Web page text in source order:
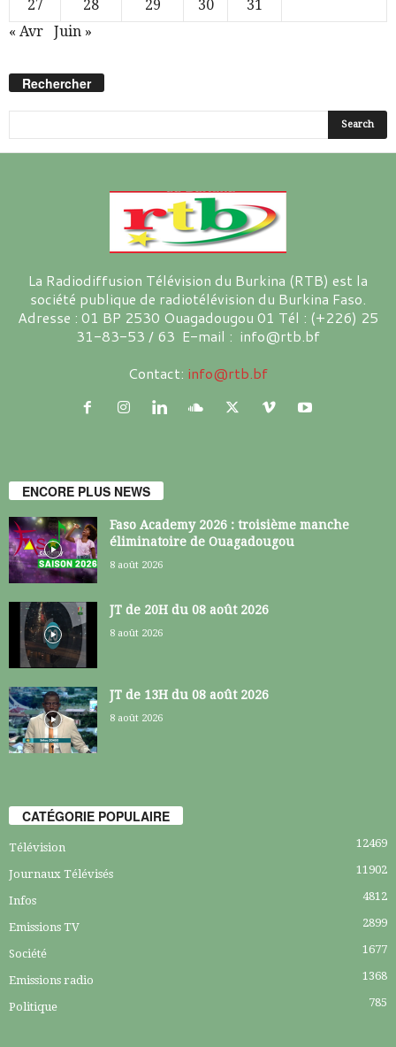
27
28 29 30
31
« Avr
Juin »
Rechercher
La Radiodiffusion Télévision du Burkina (RTB) est la
société publique de radiotélévision du Burkina Faso.
Adresse : 01 BP 2530 Ouagadougou 01 Tél : (+226) 25
31-83-53 / 63 E-mail : info@rtb.bf
Contact: info@rtb.bf
ENCORE PLUS NEWS
Faso Academy 2026 : troisième manche
éliminatoire de Ouagadougou
8 août 2026
JT de 20H du 08 août 2026
8 août 2026
JT de 13H du 08 août 2026
8 août 2026
CATÉGORIE POPULAIRE
Télévision 12469
Journaux Télévisés 11902
Infos 4812
Emissions TV 2899
Société 1677
Emissions radio 1368
Politique 785